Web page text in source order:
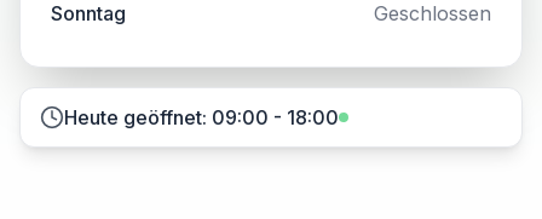
Sonntag
Geschlossen
Heute geöffnet: 09:00 - 18:00